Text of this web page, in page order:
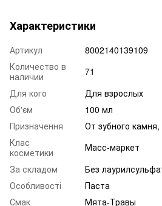
Характеристики
Артикул
8002140139109
Количество в
наличии
71
Для кого
Для взрослых
Об'єм
100 мл
Призначення
От зубного
Клас
косметики
Масс-маркет
За складом
Без
Особливості
Паста
Смак
Мята-Травы